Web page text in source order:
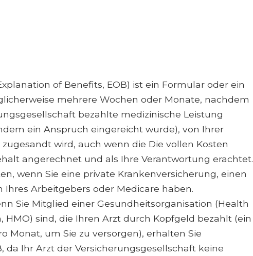
of Benefits, EOB) ist ein Formular oder ein
mehrere Wochen oder Monate, nachdem
bezahlte medizinische Leistung
ein Anspruch eingereicht wurde), von Ihrer
wird, auch wenn die Die vollen Kosten
angerechnet und als Ihre Verantwortung erachtet.
wenn Sie eine private Krankenversicherung, einen
Ihres Arbeitgebers oder Medicare haben.
Sie Mitglied einer Gesundheitsorganisation (Health
HMO) sind, die Ihren Arzt durch Kopfgeld bezahlt (ein
Monat, um Sie zu versorgen), erhalten Sie
da Ihr Arzt der Versicherungsgesellschaft keine